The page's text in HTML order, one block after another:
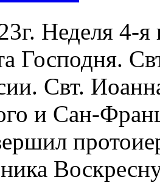
Неделя 4-я
Господня.
Свт.
и Сан-